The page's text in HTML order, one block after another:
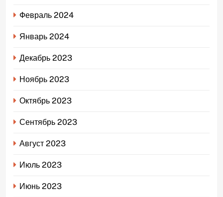
Февраль 2024
Январь 2024
Декабрь 2023
Ноябрь 2023
Октябрь 2023
Сентябрь 2023
Август 2023
Июль 2023
Июнь 2023